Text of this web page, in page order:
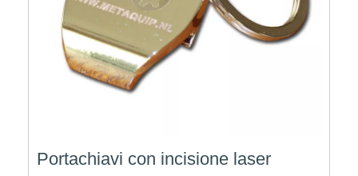
Portachiavi con incisione laser